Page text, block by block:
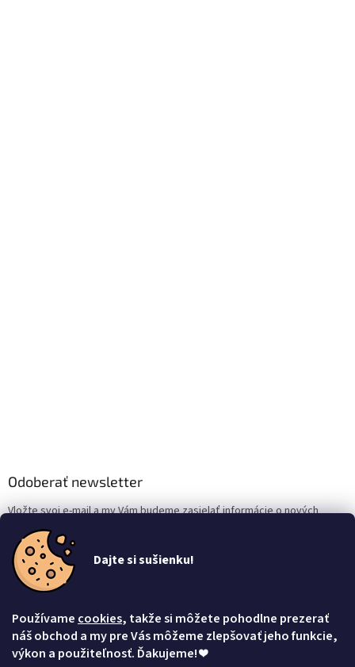
Dajte si sušienku!
Používame cookies, takže si môžete pohodlne prezerať
náš obchod a my pre Vás môžeme zlepšovať jeho funkcie,
výkon a použiteľnosť. Ďakujeme!❤
Odoberať newsletter
Vložte svoj e-mail a my Vám budeme zasielať informácie o nových
produktoch na našom e-shope.
Email
Vložením e-mailu súhlasíte s
Prihlásiť sa